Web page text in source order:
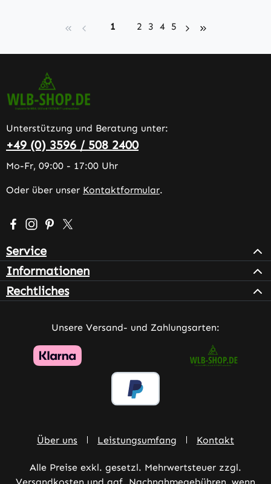
Seite
1 Seite
2 Seite
3 Seite
4 Seite
5
Unterstützung und Beratung unter:
+49 (0) 3596 / 508 2400
Mo-Fr, 09:00 - 17:00 Uhr
Oder über unser Kontaktformular.
Besuche uns auf Facebook – öffnet in neuem Tab
Schau auf Instagram vorbei – öffnet in neuem Tab
Lass dich auf Pinterest inspirieren – öffnet in
Folge uns auf X – öffnet in neuem Tab
Service
Informationen
Rechtliches
Unsere Versand- und Zahlungsarten:
Über uns Leistungsumfang Kontakt
Alle Preise exkl. gesetzl. Mehrwertsteuer zzgl.